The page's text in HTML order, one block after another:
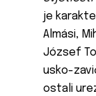
je
Almási,
József
usko-
ostali